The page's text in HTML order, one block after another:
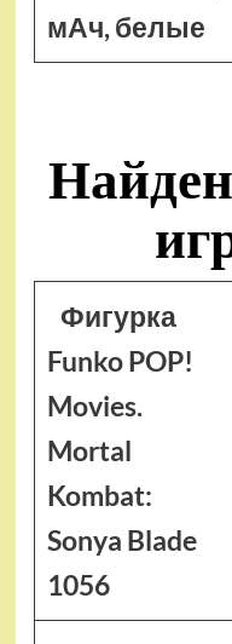
мАч, белые
Фигурка
Funko POP!
Movies.
Mortal
Kombat:
Sonya Blade
1056